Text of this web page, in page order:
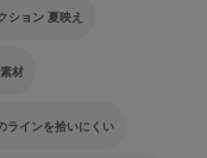
ション 夏映え
材
ラインを拾いにくい